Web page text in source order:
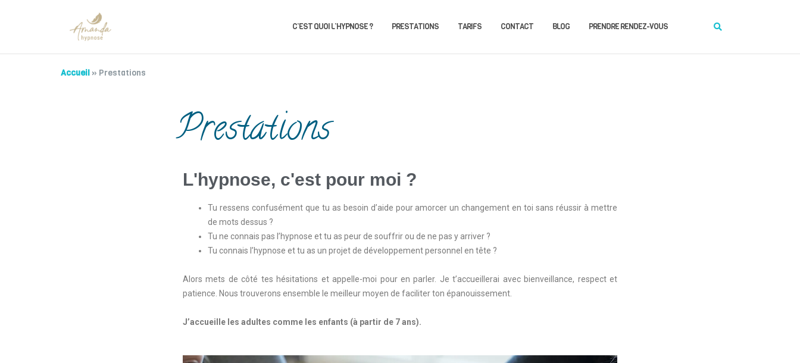
C’EST QUOI L’HYPNOSE ? PRESTATIONS TARIFS CONTACT BLOG PRENDRE RENDEZ-VOUS
Accueil » Prestations
Prestations
L'hypnose, c'est pour moi ?
Tu ressens confusément que tu as besoin d’aide pour amorcer un changement en toi sans réussir à mettre
de mots dessus ?
Tu ne connais pas l’hypnose et tu as peur de souffrir ou de ne pas y arriver ?
Tu connais l’hypnose et tu as un projet de développement personnel en tête ?
Alors mets de côté tes hésitations et appelle-moi pour en parler. Je t’accueillerai avec bienveillance, respect et
patience. Nous trouverons ensemble le meilleur moyen de faciliter ton épanouissement.
J’accueille les adultes comme les enfants (à partir de 7 ans).